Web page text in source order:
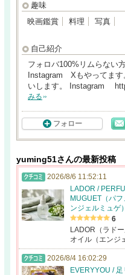
趣味
映画鑑賞
料理 写真
自己紹介
フォロバ100%リムらない
Instagram Xもやってます
いします。 Instagram
みる
フォロー
yuming51さんの最新投稿
2026/8/6 11:52:11
LADOR /
MUGUET（パ
ンジェルミュゲ）
6
LADOR（ラド
オイル（エンジ
2026/8/4 16:02:29
EVERYYOU /